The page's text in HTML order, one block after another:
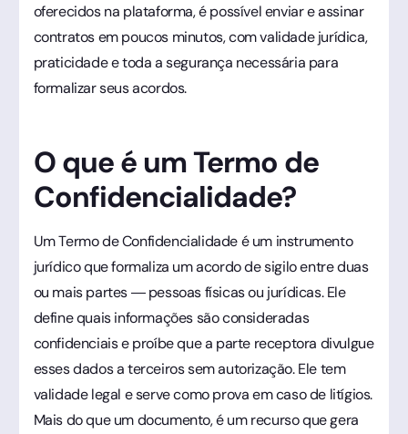
oferecidos na plataforma, é possível enviar e assinar
contratos em poucos minutos, com validade jurídica,
praticidade e toda a segurança necessária para
formalizar seus acordos.
O que é um Termo de
Confidencialidade?
Um Termo de Confidencialidade é um instrumento
jurídico que formaliza um acordo de sigilo entre duas
ou mais partes — pessoas físicas ou jurídicas. Ele
define quais informações são consideradas
confidenciais e proíbe que a parte receptora divulgue
esses dados a terceiros sem autorização. Ele tem
validade legal e serve como prova em caso de litígios.
Mais do que um documento, é um recurso que gera